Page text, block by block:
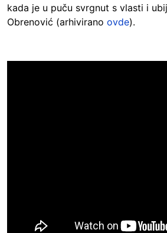
kada je u puču svrgnut s vlasti i
Obrenović (arhivirano ovde).